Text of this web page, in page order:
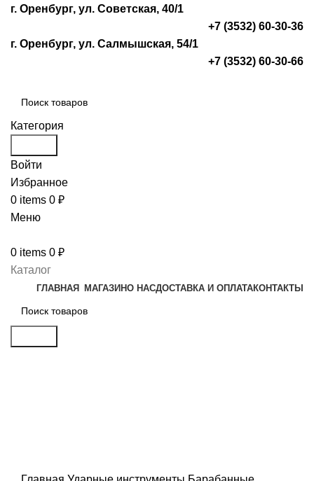
г. Оренбург, ул. Советская, 40/1
+7 (3532) 60-30-36
г. Оренбург, ул. Салмышская, 54/1
+7 (3532) 60-30-66
Категория
Войти
Избранное
0 items 0 ₽
Меню
0 items 0 ₽
Каталог
ГЛАВНАЯ МАГАЗИНО НАСДОСТАВКА И ОПЛАТАКОНТАКТЫ